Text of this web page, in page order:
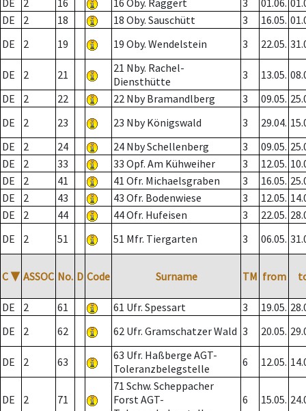
DE
2 16 16 Oby. Raggert 3 01.06.
DE
2 18 18 Oby. Sauschütt 3 16.05.
DE
2 19 19 Oby. Wendelstein 3 22.05.
DE 2 21
21 Nby. Rachel-
Diensthütte
3 13.05.
DE
2 22 22 Nby Bramandlberg 3 09.05.
DE
2 23 23 Nby Königswald 3 29.04.
DE
2 24 24 Nby Schellenberg 3 09.05.
DE
2 33 33 Opf. Am Kühweiher 3 12.05.
DE
2 41 41 Ofr. Michaelsgraben 3 16.05.
DE
2 43 43 Ofr. Bodenwiese 3 12.05.
DE
2 44 44 Ofr. Hufeisen 3 22.05.
DE
2 51 51 Mfr. Tiergarten 3 06.05.
C ▼ ASSOC No. D Code Surname TM from
DE 2 61 61 Ufr. Spessart 3 19.05.
DE
2 62 62 Ufr. Gramschatzer Wald 3 20.05.
DE 2 63
63 Ufr. Haßberge AGT-
Toleranzbelegstelle
6 12.05.
DE 2 71
71 Schw. Scheppacher
Forst AGT-
6 15.05.